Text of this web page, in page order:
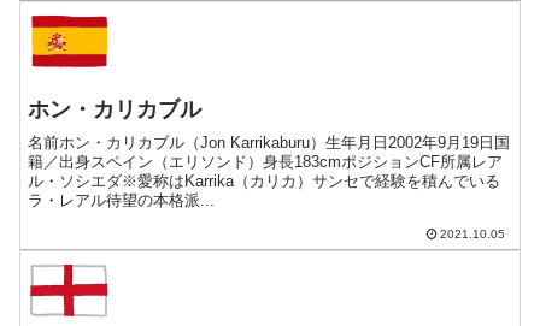
ホン・カリカブル
名前ホン・カリカブル（Jon Karrikaburu）生年月日2002年9月19日国
籍／出身スペイン（エリソンド）身長183cmポジションCF所属レア
ル・ソシエダ※愛称はKarrika（カリカ）サンセで経験を積んでいる
ラ・レアル待望の本格派...
2021.10.05